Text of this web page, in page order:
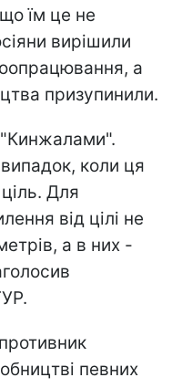
їм це не
вирішили
а
призупинили.
"Кинжалами".
коли ця
Для
від цілі не
а в них -
певних